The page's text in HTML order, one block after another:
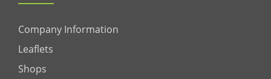
Company Information
Leaflets
Shops